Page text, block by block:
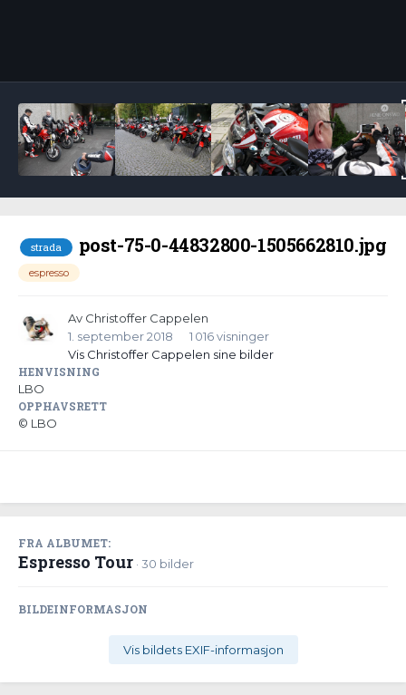
strada post-75-0-44832800-1505662810.jpg
espresso
Av Christoffer Cappelen
1. september 2018
1 016 visninger
Vis Christoffer Cappelen sine bilder
HENVISNING
LBO
OPPHAVSRETT
© LBO
FRA ALBUMET:
Espresso Tour · 30 bilder
BILDEINFORMASJON
Vis bildets EXIF-informasjon